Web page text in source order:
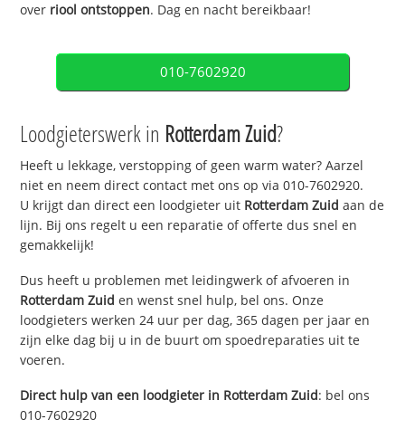
over riool ontstoppen. Dag en nacht bereikbaar!
010-7602920
Loodgieterswerk in Rotterdam Zuid?
Heeft u lekkage, verstopping of geen warm water? Aarzel
niet en neem direct contact met ons op via 010-7602920.
U krijgt dan direct een loodgieter uit Rotterdam Zuid aan de
lijn. Bij ons regelt u een reparatie of offerte dus snel en
gemakkelijk!
Dus heeft u problemen met leidingwerk of afvoeren in
Rotterdam Zuid en wenst snel hulp, bel ons. Onze
loodgieters werken 24 uur per dag, 365 dagen per jaar en
zijn elke dag bij u in de buurt om spoedreparaties uit te
voeren.
Direct hulp van een loodgieter in Rotterdam Zuid: bel ons
010-7602920